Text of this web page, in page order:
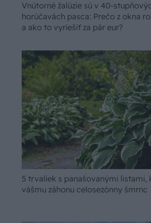
Vnútorné žalúzie sú v 40-
horúčavách pasca: Prečo z okna
a ako to vyriešiť za pár eur?
5 trvaliek s panašovanými listami,
vášmu záhonu celosezónny šmrnc